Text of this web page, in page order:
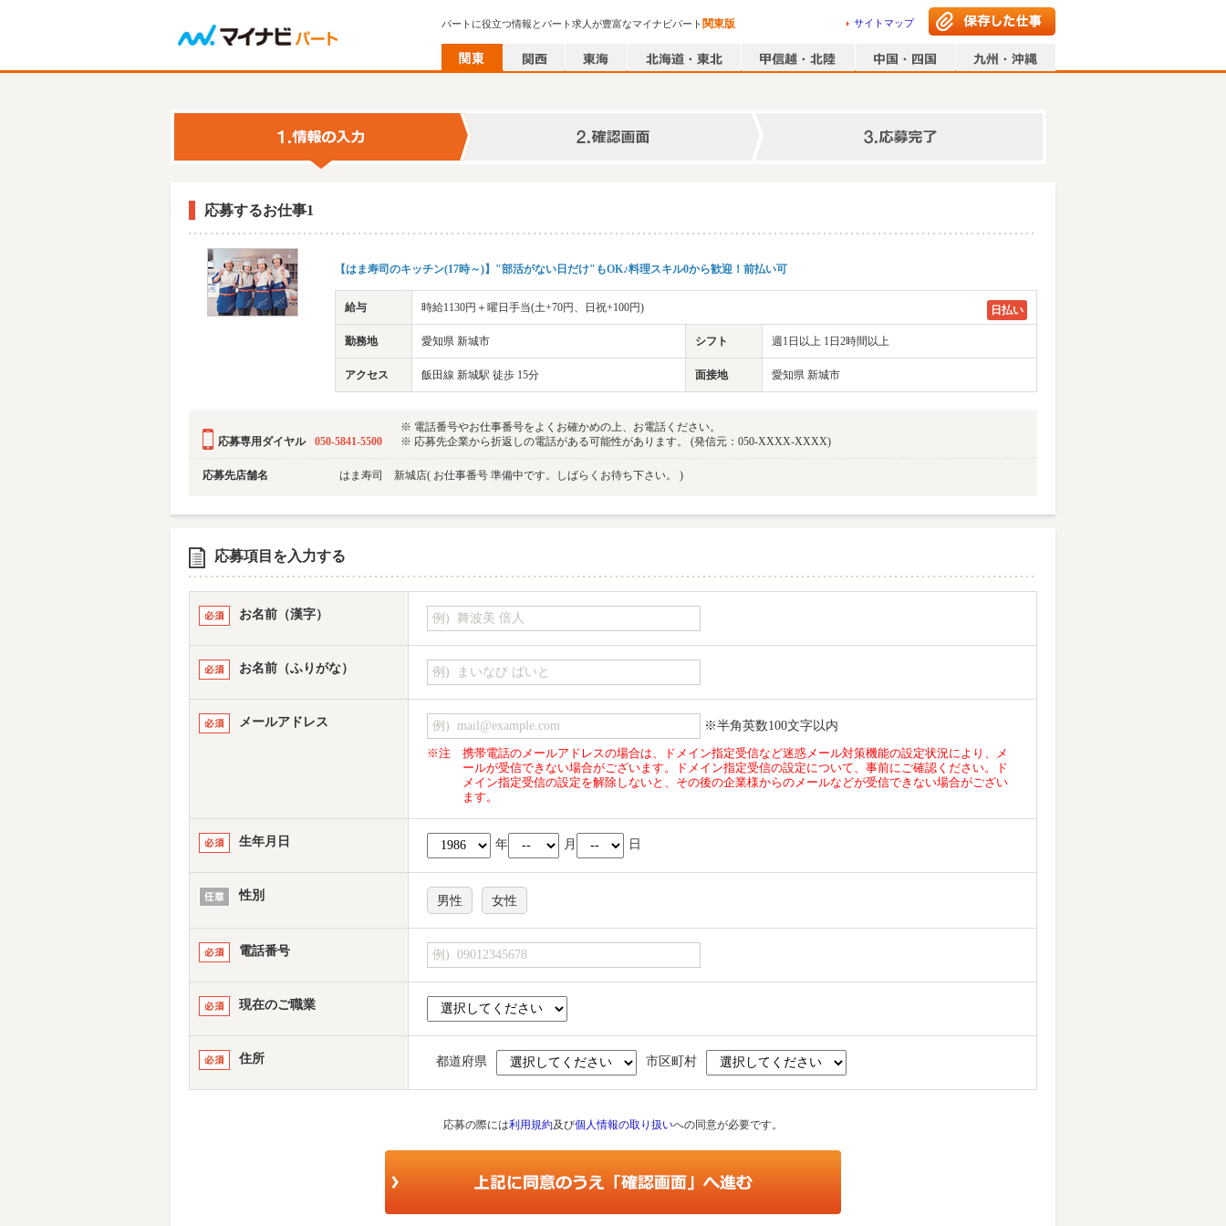
パートに役立つ情報とパート求人が豊富なマイナビパート 関東版 サイトマップ
応募するお仕事1
【はま寿司のキッチン(17時～)】"部活がない日だけ"もOK♪料理スキル0から歓迎！前払い可
給与 時給1130円＋曜日手当(土+70円、日祝+100円) 日払い
勤務地 愛知県 新城市 シフト 週1日以上 1日2時間以上
アクセス 飯田線 新城駅 徒歩 15分 面接地 愛知県 新城市
応募専用ダイヤル 050-5841-5500
※ 電話番号やお仕事番号をよくお確かめの上、お電話ください。
※ 応募先企業から折返しの電話がある可能性があります。 (発信元：050-XXXX-XXXX)
応募先店舗名 はま寿司 新城店( お仕事番号 準備中です。しばらくお待ち下さい。 )
応募項目を入力する
お名前（漢字）
お名前（ふりがな）
メールアドレス
※半角英数100文字以内
※注
携帯電話のメールアドレスの場合は、ドメイン指定受信など迷惑メール対策機能の設定状況により、メ
ールが受信できない場合がございます。ドメイン指定受信の設定について、事前にご確認ください。ド
メイン指定受信の設定を解除しないと、その後の企業様からのメールなどが受信できない場合がござい
ます。
生年月日 年 月 日
性別 男性 女性
電話番号
現在のご職業
住所 都道府県 市区町村
応募の際には利用規約及び個人情報の取り扱いへの同意が必要です。